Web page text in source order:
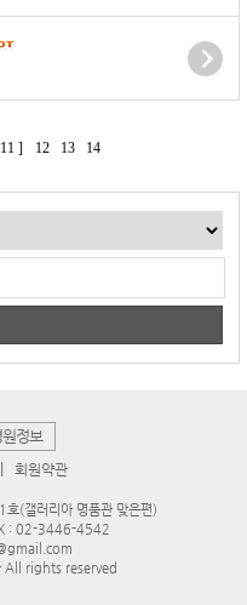
] 12 13 14
원정보
회원약관
(갤러리아 명품관 맞은편)
: 02-3446-4542
All rights reserved